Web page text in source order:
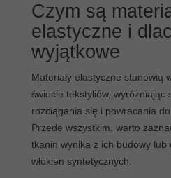
Czym są
elastyczne i
wyjątkowe
Materiały elastyczne stanowią
świecie tekstyliów, wyróżniając
rozciągania się i powracania
Przede wszystkim, warto
tkanin wynika z ich budowy lub
włókien syntetycznych.